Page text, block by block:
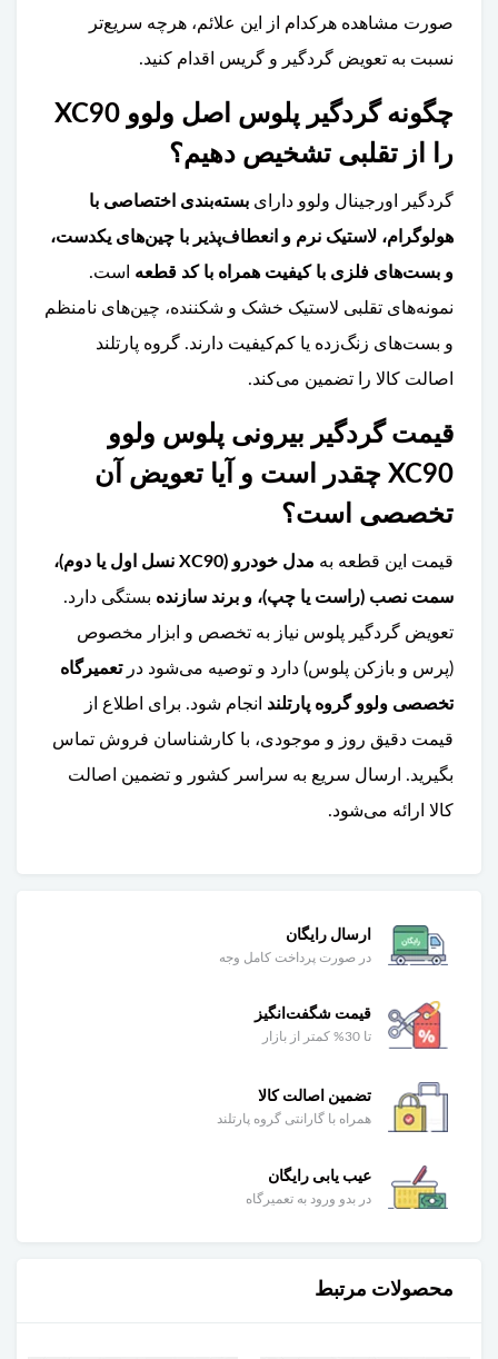
صورت مشاهده هرکدام از این علائم، هرچه سریع‌تر
نسبت به تعویض گردگیر و گریس اقدام کنید.
چگونه گردگیر پلوس اصل ولوو XC90
را از تقلبی تشخیص دهیم؟
گردگیر اورجینال ولوو دارای بسته‌بندی اختصاصی با
هولوگرام، لاستیک نرم و انعطاف‌پذیر با چین‌های یکدست،
و بست‌های فلزی با کیفیت همراه با کد قطعه است.
نمونه‌های تقلبی لاستیک خشک و شکننده، چین‌های نامنظم
و بست‌های زنگ‌زده یا کم‌کیفیت دارند. گروه پارتلند
اصالت کالا را تضمین می‌کند.
قیمت گردگیر بیرونی پلوس ولوو
XC90 چقدر است و آیا تعویض آن
تخصصی است؟
قیمت این قطعه به
مدل خودرو (XC90 نسل اول یا دوم)،
سمت نصب (راست یا چپ)، و برند سازنده بستگی دارد.
تعویض گردگیر پلوس نیاز به تخصص و ابزار مخصوص
(پرس و بازکن پلوس) دارد و توصیه می‌شود درتعمیرگاه
تخصصی ولوو گروه پارتلند انجام شود. برای اطلاع از
قیمت دقیق روز و موجودی، با کارشناسان فروش تماس
بگیرید. ارسال سریع به سراسر کشور و تضمین اصالت
کالا ارائه می‌شود.
ارسال رایگان
در صورت پرداخت کامل وجه
قیمت شگفت‌انگیز
تا 30% کمتر از بازار
تضمین اصالت کالا
همراه با گارانتی گروه پارتلند
عیب یابی رایگان
در بدو ورود به تعمیرگاه
محصولات مرتبط